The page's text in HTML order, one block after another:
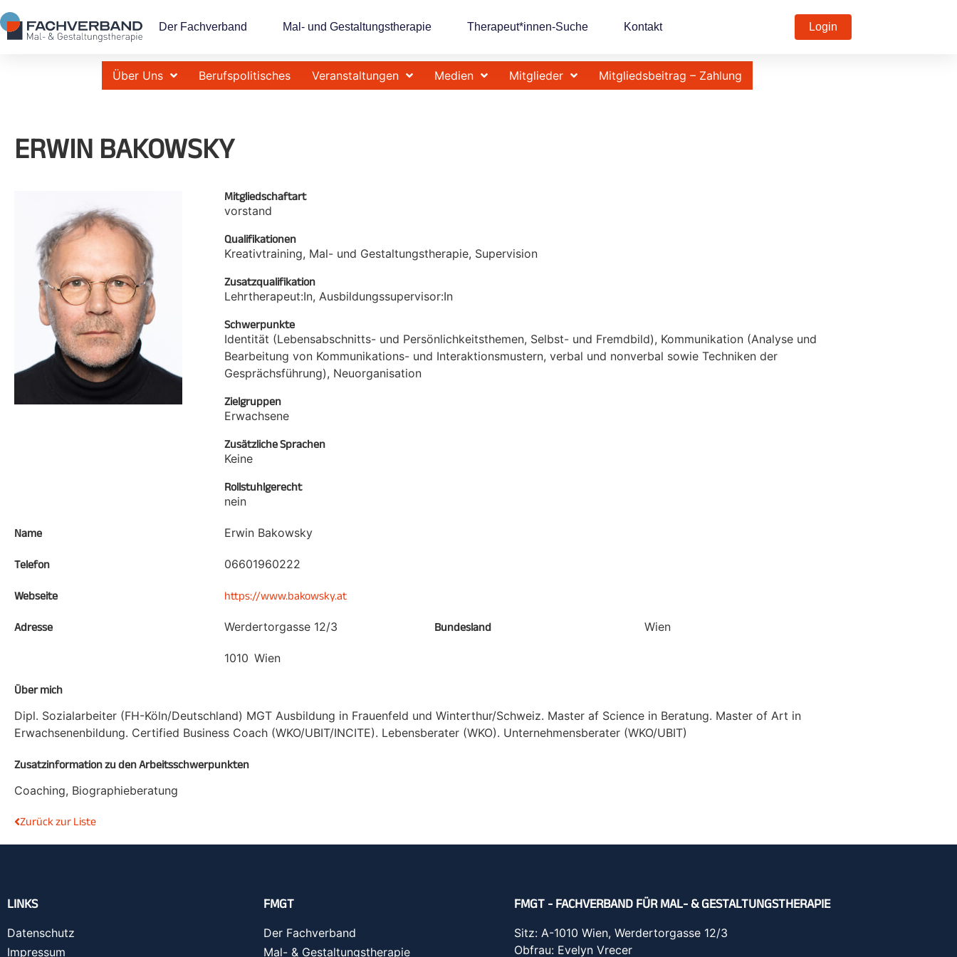
Der Fachverband Mal- und Gestaltungstherapie Therapeut*innen-Suche Kontakt Login
Über Uns Berufspolitisches Veranstaltungen Medien Mitglieder Mitgliedsbeitrag – Zahlung
ERWIN BAKOWSKY
Mitgliedschaftart
vorstand
Qualifikationen
Kreativtraining, Mal- und Gestaltungstherapie, Supervision
Zusatzqualifikation
Lehrtherapeut:In, Ausbildungssupervisor:In
Schwerpunkte
Identität (Lebensabschnitts- und Persönlichkeitsthemen, Selbst- und Fremdbild), Kommunikation (Analyse und
Bearbeitung von Kommunikations- und Interaktionsmustern, verbal und nonverbal sowie Techniken der
Gesprächsführung), Neuorganisation
Zielgruppen
Erwachsene
Zusätzliche Sprachen
Keine
Rollstuhlgerecht
nein
Name Erwin Bakowsky
Telefon 06601960222
Webseite https://www.bakowsky.at
Adresse Werdertorgasse 12/3
1010 Wien
Bundesland Wien
Über mich
Dipl. Sozialarbeiter (FH-Köln/Deutschland) MGT Ausbildung in Frauenfeld und Winterthur/Schweiz. Master af Science in Beratung. Master of Art in
Erwachsenenbildung. Certified Business Coach (WKO/UBIT/INCITE). Lebensberater (WKO). Unternehmensberater (WKO/UBIT)
Zusatzinformation zu den Arbeitsschwerpunkten
Coaching, Biographieberatung
Zurück zur Liste
LINKS
Datenschutz
Impressum
FMGT
Der Fachverband
Mal- & Gestaltungstherapie
FMGT - FACHVERBAND FÜR MAL- & GESTALTUNGSTHERAPIE
Sitz: A-1010 Wien, Werdertorgasse 12/3
Obfrau: Evelyn Vrecer